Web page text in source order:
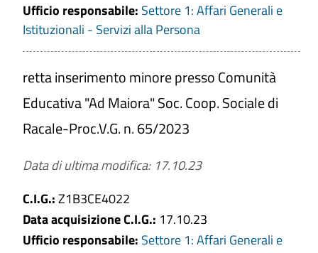
Ufficio responsabile: Settore 1: Affari Generali e
Istituzionali - Servizi alla Persona
retta inserimento minore presso Comunità
Educativa "Ad Maiora" Soc. Coop. Sociale di
Racale-Proc.V.G. n. 65/2023
Data di ultima modifica: 17.10.23
C.I.G.:Z1B3CE4022
Data acquisizione C.I.G.: 17.10.23
Ufficio responsabile: Settore 1: Affari Generali e